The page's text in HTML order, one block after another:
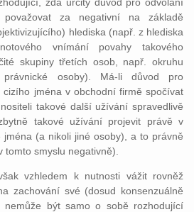
za negativní na základě
hlediska (např. z hlediska
vnímání povahy takového
skupiny třetích osob, např. okruhu
právnické osoby). Má-li důvod pro
jména v obchodní firmě spočívat
takové další užívání spravedlivě
takové užívání projevit právě v
jména (a nikoli jiné osoby), a to právně
smyslu negativně).
vzhledem k nutnosti vážit rovněž
zachování své (dosud konsenzuálně
nemůže být samo o sobě rozhodující